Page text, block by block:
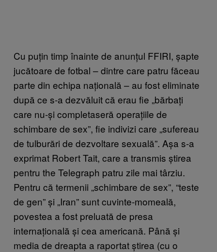
Cu puțin timp înainte de anunțul FFIRI, șapte
jucătoare de fotbal – dintre care patru făceau
parte din echipa națională – au fost eliminate
după ce s-a dezvăluit că erau fie „bărbați
care nu-și completaseră operațiile de
schimbare de sex”, fie indivizi care „sufereau
de tulburări de dezvoltare sexuală”. Așa s-a
exprimat Robert Tait, care a transmis știrea
pentru the Telegraph patru zile mai târziu.
Pentru că termenii „schimbare de sex”, “teste
de gen” și „Iran” sunt cuvinte-momeală,
povestea a fost preluată de presa
internațională și cea americană. Până și
media de dreapta a raportat știrea (cu o